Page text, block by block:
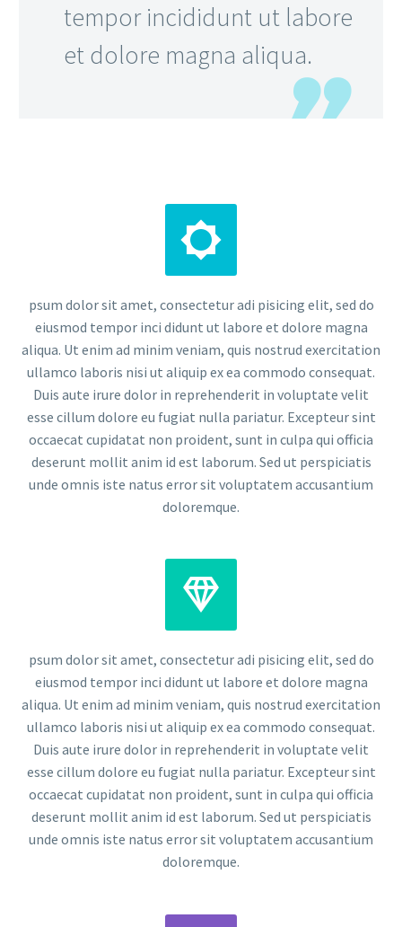
tempor incididunt ut labore
et dolore magna aliqua.


psum dolor sit amet, consectetur adi pisicing elit, sed do
eiusmod tempor inci didunt ut labore et dolore magna
aliqua. Ut enim ad minim veniam, quis nostrud exercitation
ullamco laboris nisi ut aliquip ex ea commodo consequat.
Duis aute irure dolor in reprehenderit in voluptate velit
esse cillum dolore eu fugiat nulla pariatur. Excepteur sint
occaecat cupidatat non proident, sunt in culpa qui officia
deserunt mollit anim id est laborum. Sed ut perspiciatis
unde omnis iste natus error sit voluptatem accusantium
doloremque.


psum dolor sit amet, consectetur adi pisicing elit, sed do
eiusmod tempor inci didunt ut labore et dolore magna
aliqua. Ut enim ad minim veniam, quis nostrud exercitation
ullamco laboris nisi ut aliquip ex ea commodo consequat.
Duis aute irure dolor in reprehenderit in voluptate velit
esse cillum dolore eu fugiat nulla pariatur. Excepteur sint
occaecat cupidatat non proident, sunt in culpa qui officia
deserunt mollit anim id est laborum. Sed ut perspiciatis
unde omnis iste natus error sit voluptatem accusantium
doloremque.